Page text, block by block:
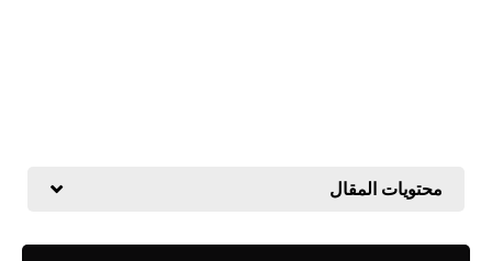
محتويات المقال